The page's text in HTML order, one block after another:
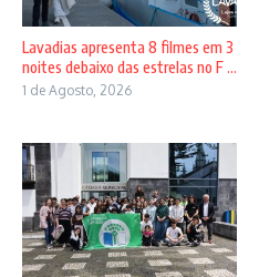
Lavadias apresenta 8 filmes em 3
noites debaixo das estrelas no F ...
1 de Agosto, 2026